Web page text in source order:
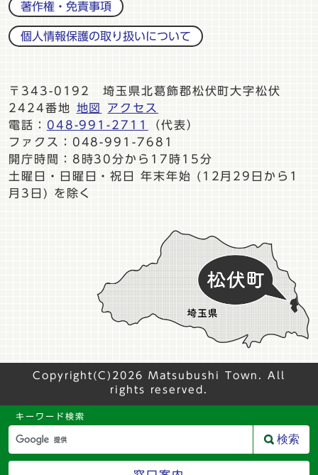
著作権・免責事項
個人情報保護の取り扱いについて
〒343-0192 埼玉県北葛飾郡松伏町大字松伏
2424番地
地図
アクセス
電話： 048-991-2711
（代表）
ファクス：048-991-7681
開庁時間：8時30分から17時15分
土曜日・日曜日・祝日 年末年始 (12月29日から1
月3日) を除く
Copyright(C)2026 Matsubushi Town. All
rights reserved.
キーワード検索
検索